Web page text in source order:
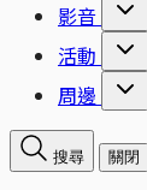
影音
活動
周邊
搜尋 關閉